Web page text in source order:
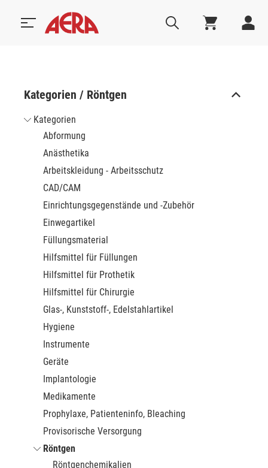
Kategorien / Röntgen
Kategorien
Abformung
Anästhetika
Arbeitskleidung - Arbeitsschutz
CAD/CAM
Einrichtungsgegenstände und -Zubehör
Einwegartikel
Füllungsmaterial
Hilfsmittel für Füllungen
Hilfsmittel für Prothetik
Hilfsmittel für Chirurgie
Glas-, Kunststoff-, Edelstahlartikel
Hygiene
Instrumente
Geräte
Implantologie
Medikamente
Prophylaxe, Patienteninfo, Bleaching
Provisorische Versorgung
Röntgen
Röntgenchemikalien